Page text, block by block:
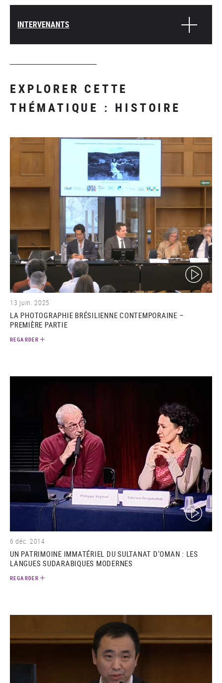
INTERVENANTS
EXPLORER CETTE
THÉMATIQUE : HISTOIRE
(video)
13 juin. 2025
LA PHOTOGRAPHIE BRÉSILIENNE CONTEMPORAINE –
PREMIÈRE PARTIE
REGARDER
(video)
6 déc. 2014
UN PATRIMOINE IMMATÉRIEL DU SULTANAT D'OMAN : LES
LANGUES SUDARABIQUES MODERNES
REGARDER